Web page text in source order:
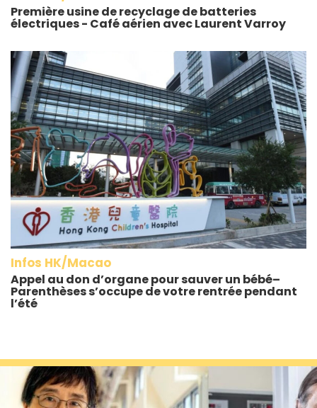
Première usine de recyclage de batteries
électriques - Café aérien avec Laurent Varroy
Infos HK/Macao
Appel au don d’organe pour sauver un bébé–
Parenthèses s’occupe de votre rentrée pendant
l’été